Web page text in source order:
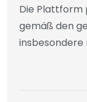
Die Plattform
gemäß den
insbesondere